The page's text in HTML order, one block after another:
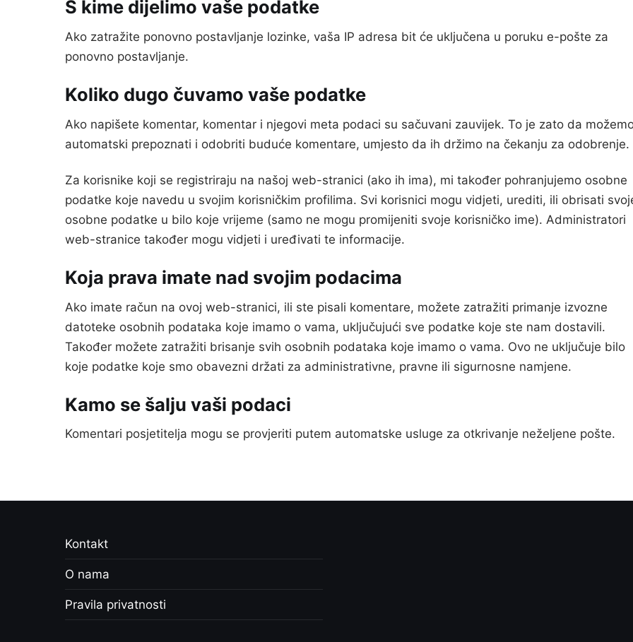
S kime dijelimo vaše podatke
Ako zatražite ponovno postavljanje lozinke, vaša IP adresa bit će uključena u poruku e-pošte za
ponovno postavljanje.
Koliko dugo čuvamo vaše podatke
Ako napišete komentar, komentar i njegovi meta podaci su sačuvani zauvijek. To je zato da
automatski prepoznati i odobriti buduće komentare, umjesto da ih držimo na čekanju za odobrenje.
Za korisnike koji se registriraju na našoj web-stranici (ako ih ima), mi također pohranjujemo osobne
podatke koje navedu u svojim korisničkim profilima. Svi korisnici mogu vidjeti, urediti, ili obrisati
osobne podatke u bilo koje vrijeme (samo ne mogu promijeniti svoje korisničko ime). Administratori
web-stranice također mogu vidjeti i uređivati te informacije.
Koja prava imate nad svojim podacima
Ako imate račun na ovoj web-stranici, ili ste pisali komentare, možete zatražiti primanje izvozne
datoteke osobnih podataka koje imamo o vama, uključujući sve podatke koje ste nam dostavili.
Također možete zatražiti brisanje svih osobnih podataka koje imamo o vama. Ovo ne uključuje bilo
koje podatke koje smo obavezni držati za administrativne, pravne ili sigurnosne namjene.
Kamo se šalju vaši podaci
Komentari posjetitelja mogu se provjeriti putem automatske usluge za otkrivanje neželjene pošte.
Kontakt
O nama
Pravila privatnosti